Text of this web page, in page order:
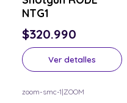
NTG1
$320.990
Ver detalles
zoom-smc-1|ZOOM